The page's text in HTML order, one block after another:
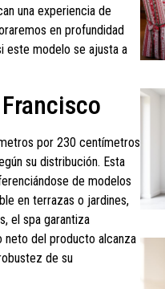
una experiencia de
en profundidad
este modelo se ajusta a
por 230 centímetros
su distribución. Esta
de modelos
en terrazas o jardines,
el spa garantiza
neto del producto alcanza
de su